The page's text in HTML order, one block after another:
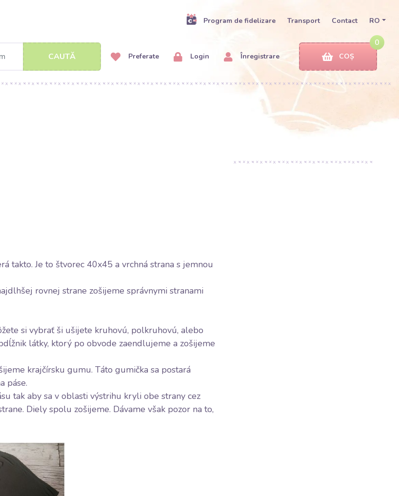
Program de fidelizare Transport Contact RO
CAUTĂ Preferate Login Înregistrare
0
COȘ
takto. Je to štvorec 40x45 a vrchná strana s jemnou
rovnej strane zošijeme správnymi stranami
si vybrať ši ušijete kruhovú, polkruhovú, alebo
látky, ktorý po obvode zaendlujeme a zošijeme
krajčírsku gumu. Táto gumička sa postará
páse.
tak aby sa v oblasti výstrihu kryli obe strany cez
Diely spolu zošijeme. Dávame však pozor na to,